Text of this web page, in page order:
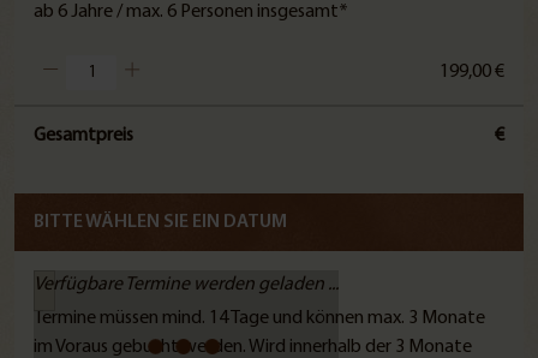
ab 6 Jahre / max. 6 Personen insgesamt*
199,00 €
Gesamtpreis €
BITTE WÄHLEN SIE EIN DATUM
Verfügbare Termine werden geladen ...
Termine müssen mind. 14 Tage und können max. 3 Monate
im Voraus gebucht werden. Wird innerhalb der 3 Monate